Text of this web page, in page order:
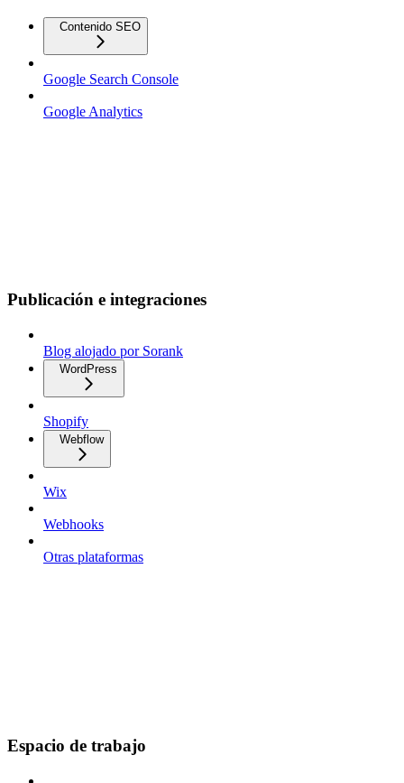
Contenido SEO
Google Search Console
Google Analytics
Publicación e integraciones
Blog alojado por Sorank
WordPress
Shopify
Webflow
Wix
Webhooks
Otras plataformas
Espacio de trabajo